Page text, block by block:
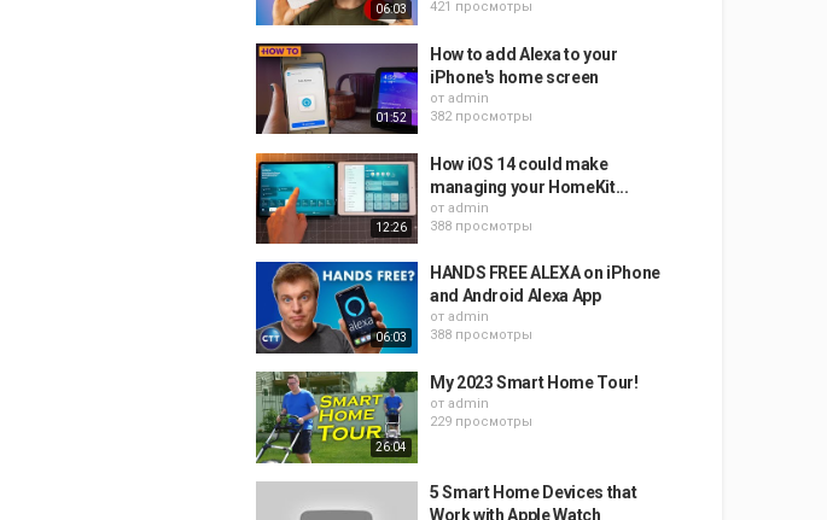
06:03 421 просмотры
01:52
How to add Alexa to your
iPhone's home screen
от admin
382 просмотры
12:26
How iOS 14 could make
managing your HomeKit...
от admin
388 просмотры
06:03
HANDS FREE ALEXA on iPhone
and Android Alexa App
от admin
388 просмотры
26:04
My 2023 Smart Home Tour!
от admin
229 просмотры
5 Smart Home Devices that
Work with Apple Watch